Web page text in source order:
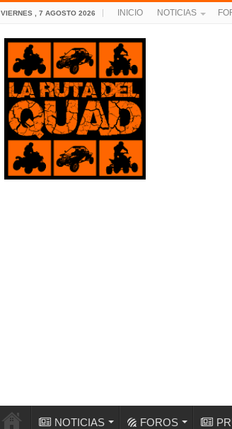
VIERNES , 7 AGOSTO 2026 INICIO NOTICIAS
NOTICIAS FOROS